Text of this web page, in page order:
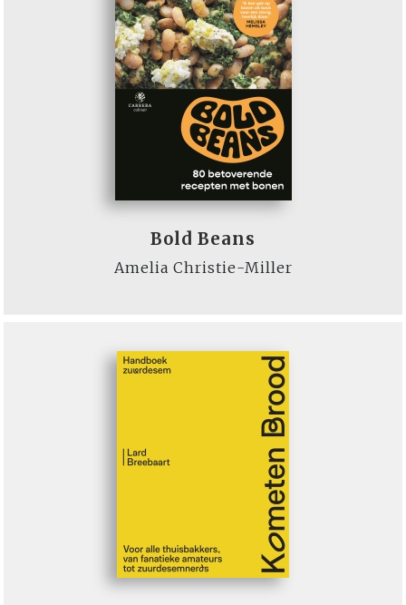
Bold Beans
Amelia Christie-Miller